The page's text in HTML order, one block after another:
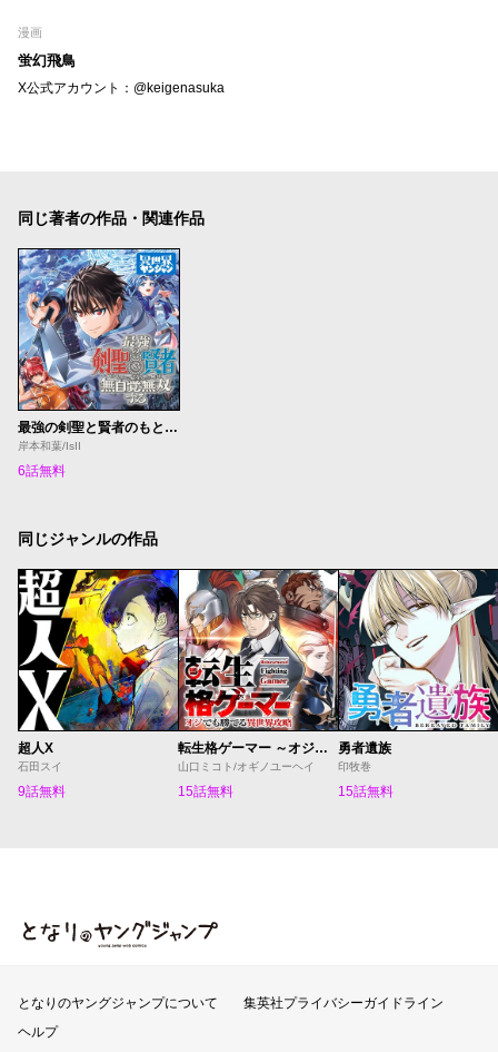
漫画
蛍幻飛鳥
X公式アカウント：@keigenasuka
同じ著者の作品・関連作品
最強の剣聖と賢者のもとに転生した俺は無自覚無双する
岸本和葉/IsII
6話無料
同じジャンルの作品
超人X
石田スイ
9話無料
転生格ゲーマー ～オジでも勝てる異世界攻略～
山口ミコト/オギノユーヘイ
15話無料
勇者遺族
印牧巻
15話無料
となりのヤングジャンプ
となりのヤングジャンプについて
集英社プライバシーガイドライン
ヘルプ